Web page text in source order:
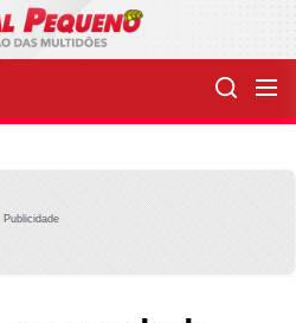
Publicidade